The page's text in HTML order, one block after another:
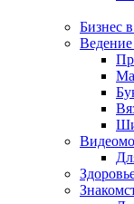
Бизнес
Ведение